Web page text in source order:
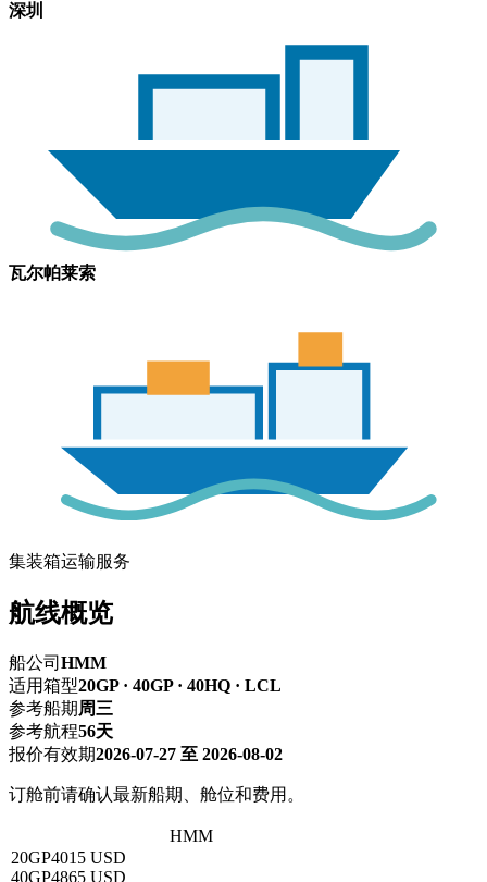
深圳
瓦尔帕莱索
集装箱运输服务
航线概览
船公司 HMM
适用箱型20GP · 40GP · 40HQ · LCL
参考船期 周三
参考航程56天
报价有效期2026-07-27 至 2026-08-02
订舱前请确认最新船期、舱位和费用。
HMM
20GP4015 USD
40GP4865 USD